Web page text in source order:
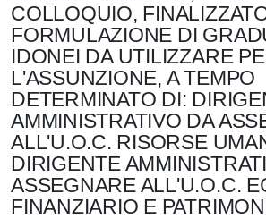
COLLOQUIO,
FORMULAZIONE DI
IDONEI DA UTILIZZARE
L'ASSUNZIONE, A TEMPO
DETERMINATO DI:
AMMINISTRATIVO DA
ALL'U.O.C. RISORSE
DIRIGENTE
ASSEGNARE ALL'U.O.C.
FINANZIARIO E